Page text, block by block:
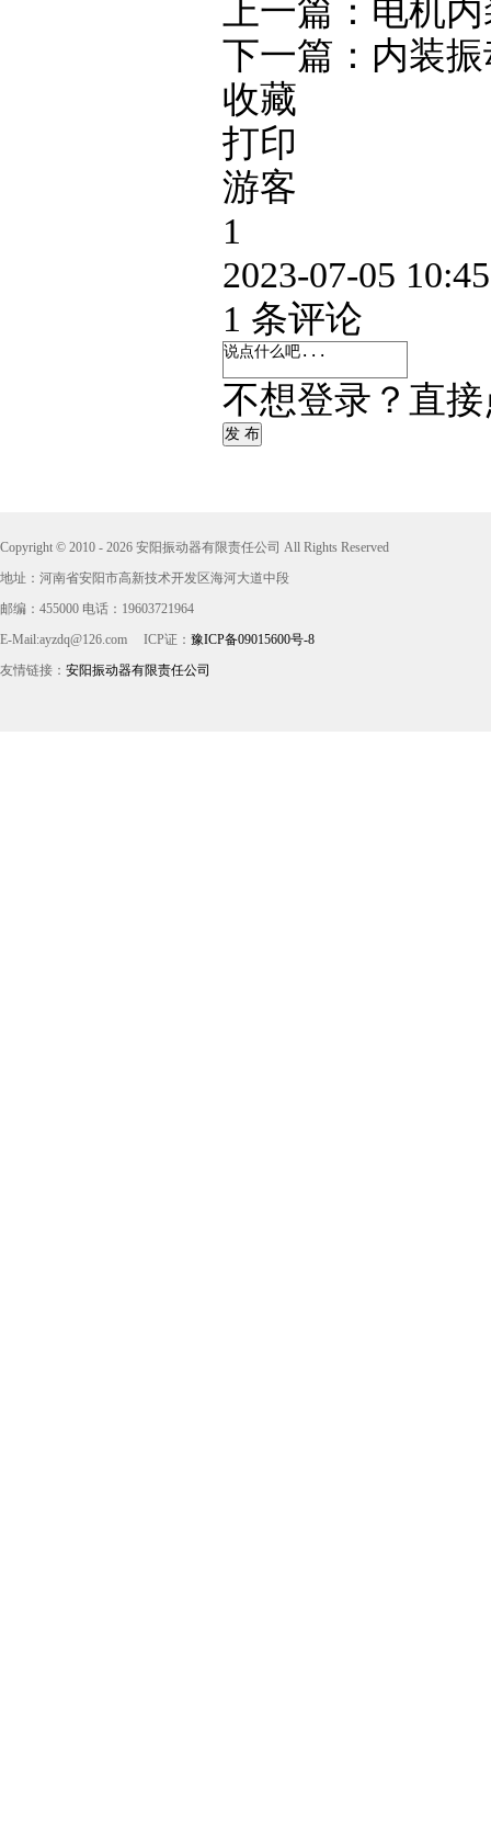
上一篇： 电机
下一篇： 内装
收藏
打印
游客
1
2023-07-05
1 条评论
不想登录？直
发 布
Copyright © 2010 - 2026 安阳振动器有限责任公司 All Rights Reserved
地址：河南省安阳市高新技术开发区海河大道中段
邮编：455000 电话：19603721964
E-Mail:ayzdq@126.com
ICP证： 豫ICP备09015600号-8
友情链接： 安阳振动器有限责任公司